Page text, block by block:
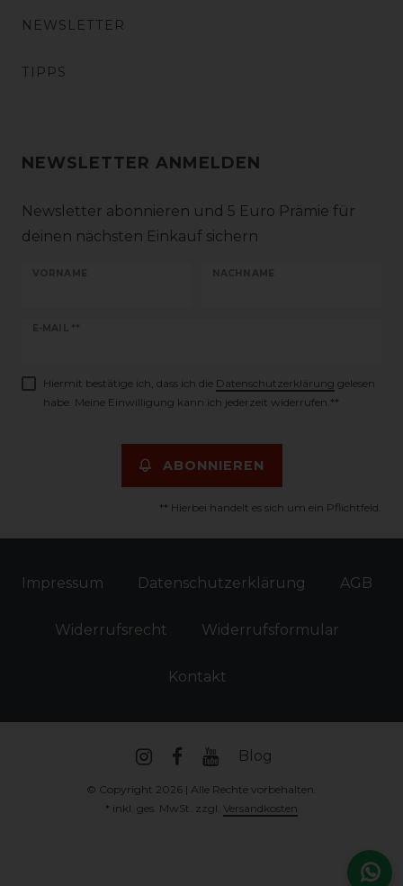
NEWSLETTER
TIPPS
NEWSLETTER ANMELDEN
Newsletter abonnieren und 5 Euro Prämie für
deinen nächsten Einkauf sichern
VORNAME NACHNAME
E-MAIL **
Newsletter
Hiermit bestätige ich, dass ich die Daten­schutz­erklärung gelesen
habe. Meine Einwilligung kann ich jederzeit widerrufen.**
ABONNIEREN
** Hierbei handelt es sich um ein Pflichtfeld.
Impressum Daten­schutz­erklärung AGB
Widerrufs­recht Widerrufs­formular
Kontakt
Blog
© Copyright 2026 | Alle Rechte vorbehalten.
* inkl. ges. MwSt. zzgl. Versandkosten